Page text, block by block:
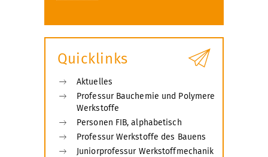
Quicklinks
Aktuelles
Professur Bauchemie und Polymere
Werkstoffe
Personen FIB, alphabetisch
Professur Werkstoffe des Bauens
Juniorprofessur Werkstoffmechanik